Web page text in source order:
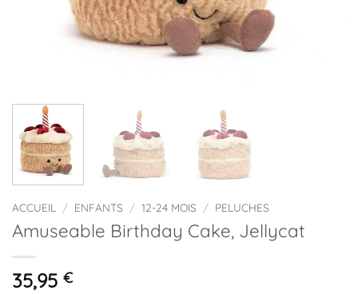
ACCUEIL / ENFANTS / 12-24 MOIS / PELUCHES
Amuseable Birthday Cake, Jellycat
35,95 €